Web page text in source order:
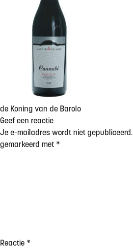
de Koning van de Barolo
Geef een reactie
Je e-mailadres wordt niet gepubliceerd.
gemarkeerd met *
Reactie *